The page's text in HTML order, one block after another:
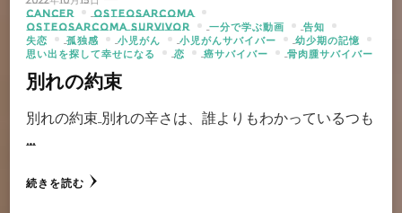
CANCER
OSTEOSARCOMA
OSTEOSARCOMA SURVIVOR
一分で学ぶ動画
告知
失恋
孤独感 小児がん 小児がんサバイバー
幼少期の記憶
思い出を探して幸せになる
恋 癌サバイバー 骨肉腫サバイバー
別れの約束
別れの約束 別れの辛さは、誰よりもわかっているつも
…
続きを読む